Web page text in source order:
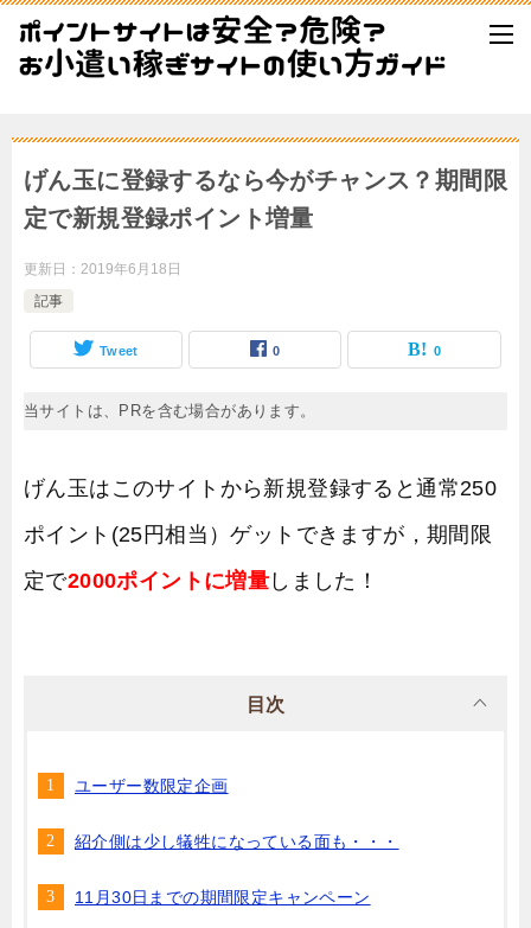
げん玉に登録するなら今がチャンス？期間限
定で新規登録ポイント増量
更新日： 2019年6月18日
記事
Tweet 0 0
当サイトは、PRを含む場合があります。
げん玉はこのサイトから新規登録すると通常250
ポイント(25円相当）ゲットできますが，期間限
定で2000ポイントに増量 しました！
目次
ユーザー数限定企画
紹介側は少し犠牲になっている面も・・・
11月30日までの期間限定キャンペーン